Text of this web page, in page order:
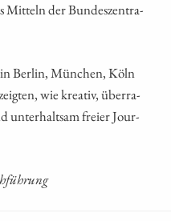
Mit­teln der Bun­des­zen­tra­
Ber­lin, Mün­chen, Köln
wie krea­tiv, über­ra­
unter­halt­sam frei­er Jour­